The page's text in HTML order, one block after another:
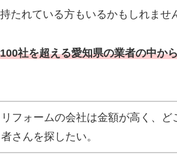
たれている方もいるかもしれませ
100社を超える愛知県の業者の中か
リフォームの会社は金額が高く、
者さんを探したい。